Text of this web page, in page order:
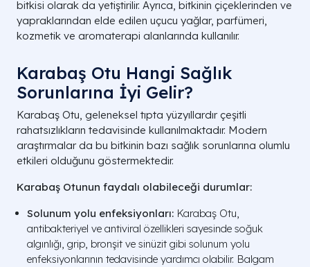
bitkisi olarak da yetiştirilir. Ayrıca, bitkinin çiçeklerinden ve
yapraklarından elde edilen uçucu yağlar, parfümeri,
kozmetik ve aromaterapi alanlarında kullanılır.
Karabaş Otu Hangi Sağlık
Sorunlarına İyi Gelir?
Karabaş Otu, geleneksel tıpta yüzyıllardır çeşitli
rahatsızlıkların tedavisinde kullanılmaktadır. Modern
araştırmalar da bu bitkinin bazı sağlık sorunlarına olumlu
etkileri olduğunu göstermektedir.
Karabaş Otunun faydalı olabileceği durumlar:
Solunum yolu enfeksiyonları: Karabaş Otu,
antibakteriyel ve antiviral özellikleri sayesinde soğuk
algınlığı, grip, bronşit ve sinüzit gibi solunum yolu
enfeksiyonlarının tedavisinde yardımcı olabilir. Balgam